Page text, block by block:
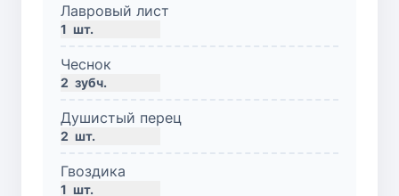
Лавровый лист
1 шт.
Чеснок
2 зубч.
Душистый перец
2 шт.
Гвоздика
1 шт.